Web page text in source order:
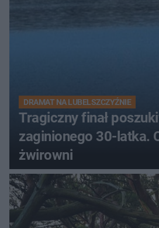
DRAMAT NA LUBELSZCZYŹNIE
Tragiczny finał
zaginionego 30-latka.
żwirowni